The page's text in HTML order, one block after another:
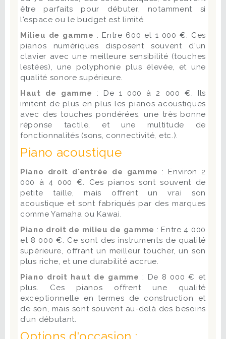
être parfaits pour débuter, notamment si
l'espace ou le budget est limité.
Milieu de gamme : Entre 600 et 1 000 €. Ces
pianos numériques disposent souvent d'un
clavier avec une meilleure sensibilité (touches
lestées), une polyphonie plus élevée, et une
qualité sonore supérieure.
Haut de gamme : De 1 000 à 2 000 €. Ils
imitent de plus en plus les pianos acoustiques
avec des touches pondérées, une très bonne
réponse tactile, et une multitude de
fonctionnalités (sons, connectivité, etc.).
Piano acoustique
Piano droit d'entrée de gamme
: Environ 2
000 à 4 000 €. Ces pianos sont souvent de
petite taille, mais offrent un vrai son
acoustique et sont fabriqués par des marques
comme Yamaha ou Kawai.
Piano droit de milieu de gamme : Entre 4 000
et 8 000 €. Ce sont des instruments de qualité
supérieure, offrant un meilleur toucher, un son
plus riche, et une durabilité accrue.
Piano droit haut de gamme : De 8 000 € et
plus. Ces pianos offrent une qualité
exceptionnelle en termes de construction et
de son, mais sont souvent au-delà des besoins
d’un débutant.